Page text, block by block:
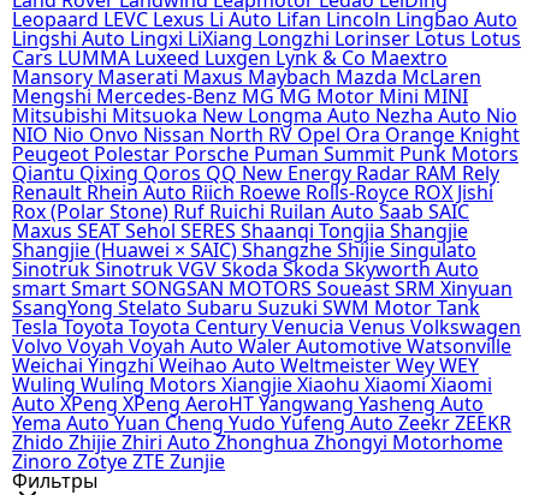
Leopaard LEVC Lexus Li Auto Lifan Lincoln Lingbao Auto
Lingshi Auto Lingxi LiXiang Longzhi Lorinser Lotus Lotus
Cars LUMMA Luxeed Luxgen Lynk & Co Maextro
Mansory Maserati MaxusMaybach Mazda McLaren
Mengshi Mercedes-Benz MGMG Motor Mini MINI
Mitsubishi Mitsuoka New Longma Auto Nezha Auto Nio
NIO Nio Onvo Nissan North RV Opel Ora Orange Knight
Peugeot Polestar Porsche Puman Summit Punk Motors
Qiantu Qixing Qoros QQ New Energy Radar RAM Rely
Renault Rhein Auto Riich Roewe Rolls-Royce ROX Jishi
Rox (Polar Stone) Ruf Ruichi Ruilan Auto Saab SAIC
Maxus SEATSehol SERES Shaanqi Tongjia Shangjie
Shangjie (Huawei × SAIC)ShangzheShijieSingulato
SinotrukSinotruk VGVSkoda Škoda Skyworth Auto
smartSmartSONGSAN MOTORS SoueastSRM Xinyuan
SsangYong Stelato Subaru Suzuki SWM MotorTank
TeslaToyota Toyota CenturyVenucia Venus Volkswagen
Volvo Voyah Voyah Auto Waler AutomotiveWatsonville
Weichai YingzhiWeihao Auto WeltmeisterWeyWEY
Wuling Wuling Motors XiangjieXiaohu XiaomiXiaomi
Auto XPeng XPeng AeroHTYangwang Yasheng Auto
Yema AutoYuan Cheng Yudo Yufeng Auto ZeekrZEEKR
Zhido ZhijieZhiri AutoZhonghua Zhongyi Motorhome
Zinoro ZotyeZTE Zunjie
Фильтры